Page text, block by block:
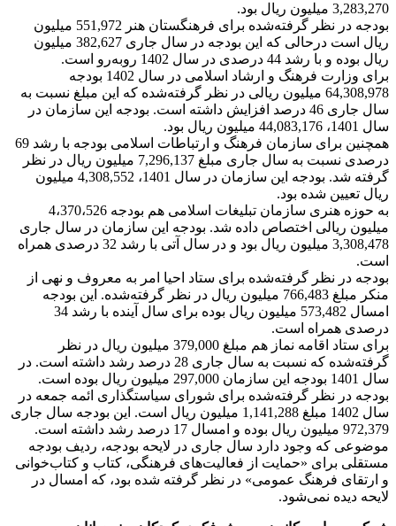
3,283,270 میلیون ریال بود.
بودجه در نظر گرفته‌شده برای فرهنگستان هنر 551,972 میلیون
ریال است درحالی که این بودجه در سال جاری 382,627 میلیون
ریال بوده و با رشد 44 درصدی در سال 1402 روبه‌رو است.
برای وزارت فرهنگ و ارشاد اسلامی در سال 1402 بودجه
64,308,978 میلیون ریالی در نظر گرفته‌شده که این مبلغ نسبت به
سال جاری 46 درصد افزایش داشته است. بودجه این سازمان در
سال 1401، 44,083,176 میلیون ریال بود.
همچنین برای سازمان فرهنگ و ارتباطات اسلامی بودجه با رشد 69
درصدی نسبت به سال جاری مبلغ 7,296,137 میلیون ریال در نظر
گرفته شد. بودجه این سازمان در سال 1401، 4,308,552 میلیون
ریال تعیین شده بود.
به حوزه هنری سازمان تبلیغات اسلامی هم بودجه 4،370،526
میلیون ریالی اختصاص داده شد. بودجه این سازمان در سال جاری
3,308,478 میلیون ریال بود و در سال آتی با رشد 32 درصدی همراه
است.
بودجه در نظر گرفته‌شده برای ستاد احیا امر به معروف و نهی از
منکر مبلغ 766,483 میلیون ریال در نظر گرفته‌شده. این بودجه
امسال 573,482 میلیون ریال بوده برای سال آینده با رشد 34
درصدی همراه است.
برای ستاد اقامه نماز هم مبلغ 379,000 میلیون ریال در نظر
گرفته‌شده که نسبت به سال جاری 28 درصد رشد داشته است. در
سال 1401 بودجه این سازمان 297,000 میلیون ریال بوده است.
بودجه در نظر گرفته‌شده برای شورای سیاستگذاری ائمه جمعه در
سال 1402 مبلغ 1,141,288 میلیون ریال است. این بودجه سال جاری
972,379 میلیون ریال بوده و امسال 17 درصد رشد داشته است.
موضوعی که وجود دارد سال جاری در لایحه بودجه، ردیف بودجه
مستقلی برای «حمایت از فعالیت‌های فرهنگی، کتاب و کتاب‌خوانی
و ارتقای فرهنگ عمومی» در نظر گرفته‌ شده بود، که امسال در
لایحه دیده نمی‌شود.